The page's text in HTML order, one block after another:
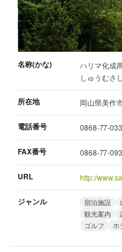
名称(かな)
ハリマ化成
しゅうむさし
所在地 岡山県美作
電話番号 0868-77-
FAX番号 0868-77-
URL http://
ジャンル 宿泊施設
観光案内
ゴルフ
ホ